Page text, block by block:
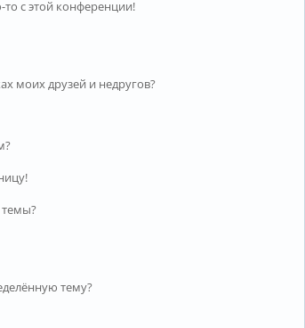
с этой конференции!
моих друзей и недругов?
тему?